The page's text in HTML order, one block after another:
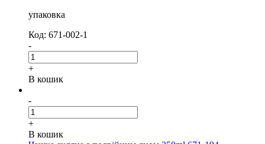
упаковка
Код: 671-002-1
-
+
В кошик
-
+
В кошик